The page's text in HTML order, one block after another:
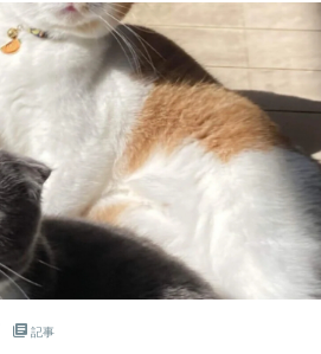
記事